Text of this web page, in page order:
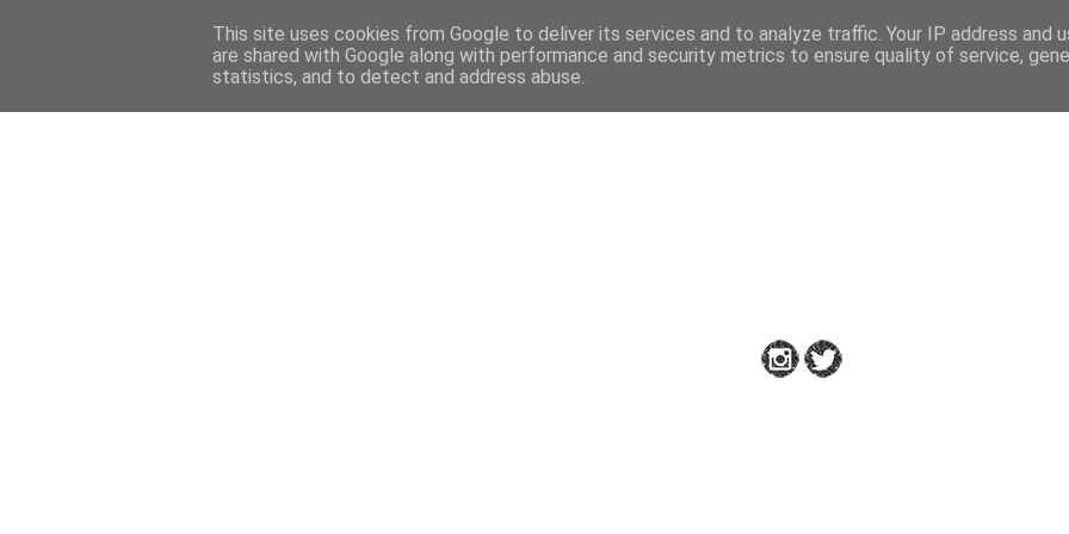
This site uses cookies from Google to deliver its services and to analyze traffic. Your IP address and
are shared with Google along with performance and security metrics to ensure quality of service,
statistics, and to detect and address abuse.